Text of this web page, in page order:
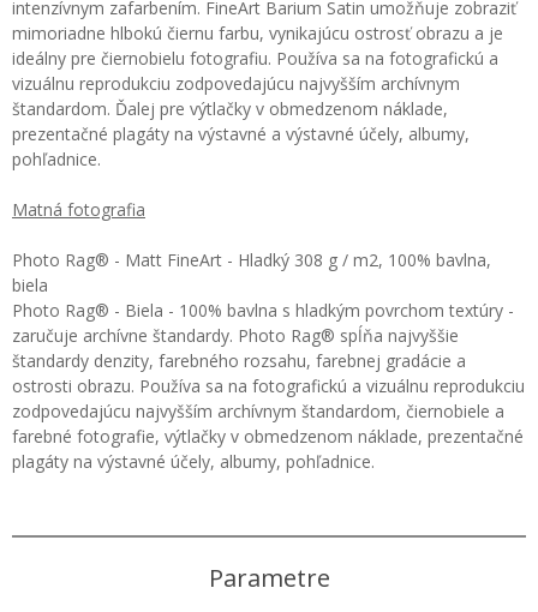
intenzívnym zafarbením. FineArt Barium Satin umožňuje zobraziť
mimoriadne hlbokú čiernu farbu, vynikajúcu ostrosť obrazu a je
ideálny pre čiernobielu fotografiu. Používa sa na fotografickú a
vizuálnu reprodukciu zodpovedajúcu najvyšším archívnym
štandardom. Ďalej pre výtlačky v obmedzenom náklade,
prezentačné plagáty na výstavné a výstavné účely, albumy,
pohľadnice.
Matná fotografia
Photo Rag® - Matt FineArt - Hladký 308 g / m2, 100% bavlna,
biela
Photo Rag® - Biela - 100% bavlna s hladkým povrchom textúry -
zaručuje archívne štandardy. Photo Rag® spĺňa najvyššie
štandardy denzity, farebného rozsahu, farebnej gradácie a
ostrosti obrazu. Používa sa na fotografickú a vizuálnu reprodukciu
zodpovedajúcu najvyšším archívnym štandardom, čiernobiele a
farebné fotografie, výtlačky v obmedzenom náklade, prezentačné
plagáty na výstavné účely, albumy, pohľadnice.
Parametre